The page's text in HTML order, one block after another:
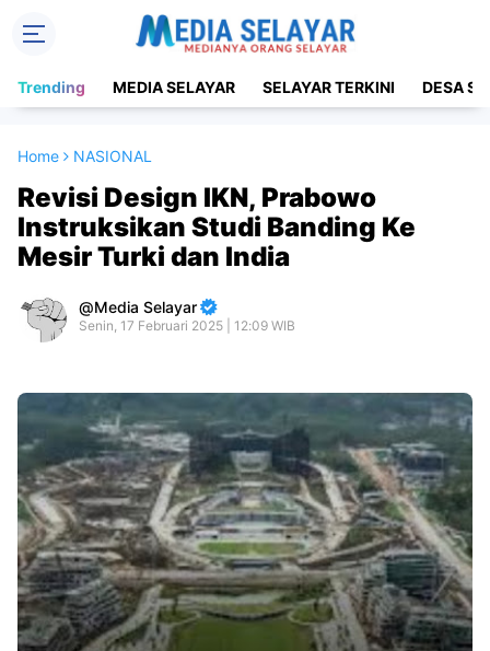
Trending MEDIA SELAYAR SELAYAR TERKINI DESA
Home NASIONAL
Revisi Design IKN, Prabowo
Instruksikan Studi Banding Ke
Mesir Turki dan India
Media Selayar
Senin, 17 Februari 2025 | 12:09 WIB